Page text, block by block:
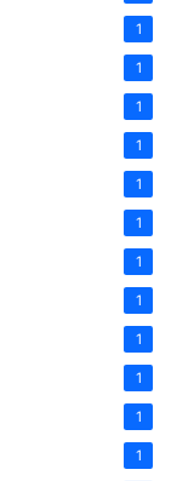
1
1
1
1
1
1
1
1
1
1
1
1